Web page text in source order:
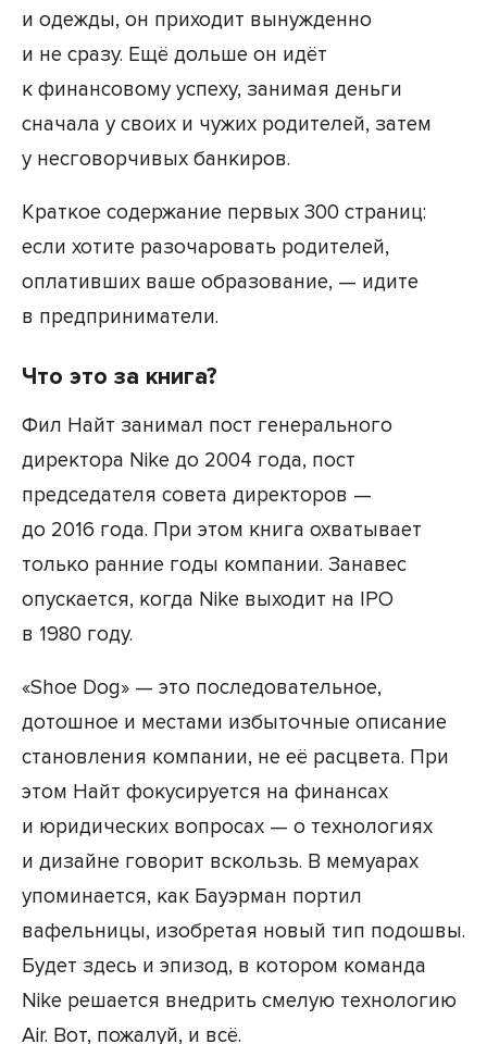
и одежды, он приходит вынужденно
и не сразу. Ещё дольше он идёт
к финансовому успеху, занимая деньги
сначала у своих и чужих родителей, затем
у несговорчивых банкиров.
Краткое содержание первых 300 страниц:
если хотите разочаровать родителей,
оплативших ваше образование, — идите
в предприниматели.
Что это за книга?
Фил Найт занимал пост генерального
директора Nike до 2004 года, пост
председателя совета директоров —
до 2016 года. При этом книга охватывает
только ранние годы компании. Занавес
опускается, когда Nike выходит на IPO
в 1980 году.
«Shoe Dog» — это последовательное,
дотошное и местами избыточные описание
становления компании, не её расцвета. При
этом Найт фокусируется на финансах
и юридических вопросах — о технологиях
и дизайне говорит вскользь. В мемуарах
упоминается, как Бауэрман портил
вафельницы, изобретая новый тип подошвы.
Будет здесь и эпизод, в котором команда
Nike решается внедрить смелую технологию
Air. Вот, пожалуй, и всё.